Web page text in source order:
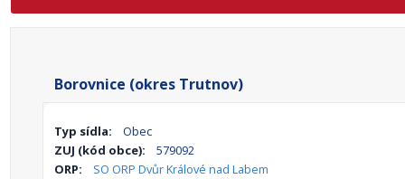
Borovnice (okres Trutnov)
Typ sídla:
Obec
ZUJ (kód obce):
579092
ORP:
SO ORP Dvůr Králové nad Labem